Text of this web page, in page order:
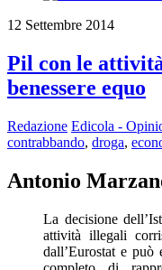
12 Settembre 2014
Pil con le
benessere equo
Redazione Edicola -
contrabbando, droga,
Antonio
La decisione
attività illegali
dall’Eurostat e può